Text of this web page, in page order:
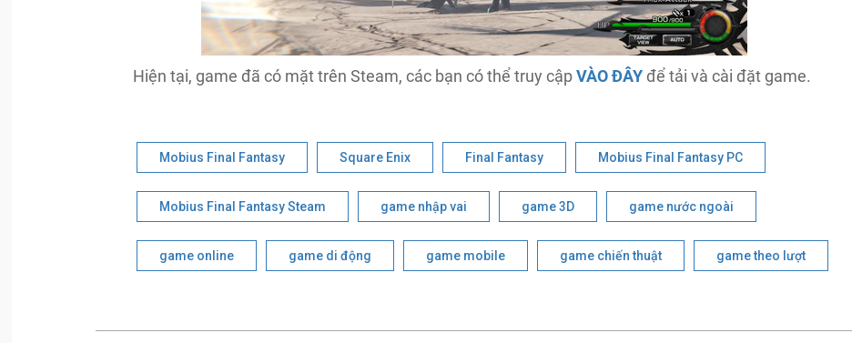
Hiện tại, game đã có mặt trên Steam, các bạn có thể truy cậpVÀO ĐÂY để tải và cài đặt game.
Mobius Final Fantasy Square Enix Final Fantasy Mobius Final Fantasy PC
Mobius Final Fantasy Steam game nhập vai game 3D game nước ngoài
game online game di động game mobile game chiến thuật game theo lượt